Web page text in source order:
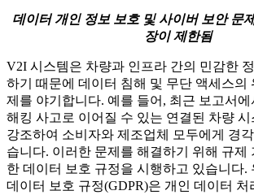
데이터 개인 정보 보호 및 사이버 보안 문
장이 제한됨
V2I 시스템은 차량과 인프라 간의 민감한
하기 때문에 데이터 침해 및 무단 액세스의
제를 야기합니다. 예를 들어, 최근 보고서
해킹 사고로 이어질 수 있는 연결된 차량
강조하여 소비자와 제조업체 모두에게 경
습니다. 이러한 문제를 해결하기 위해 규제
한 데이터 보호 규정을 시행하고 있습니다.
데이터 보호 규정(GDPR)은 개인 데이터